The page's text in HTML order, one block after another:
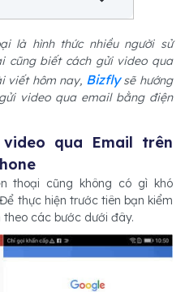
là hình thức nhiều người sử
cũng biết cách gửi video qua
viết hôm nay, Bizfly sẽ hướng
video qua email bằng điện
qua Email trên
thoại cũng không có gì khó
thực hiện trước tiên bạn kiểm
các bước dưới đây.